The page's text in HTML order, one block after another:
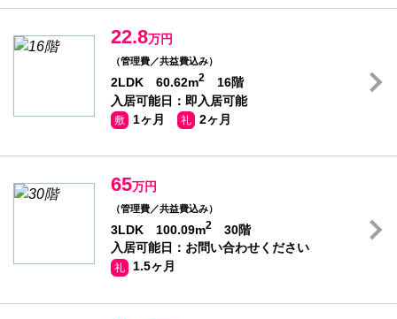
22.8万円
（管理費／共益費込み）
2LDK 60.62m2
16階
入居可能日：即入居可能
敷 1ヶ月 礼 2ヶ月
65万円
（管理費／共益費込み）
3LDK 100.09m2
30階
入居可能日：お問い合わせください
礼 1.5ヶ月